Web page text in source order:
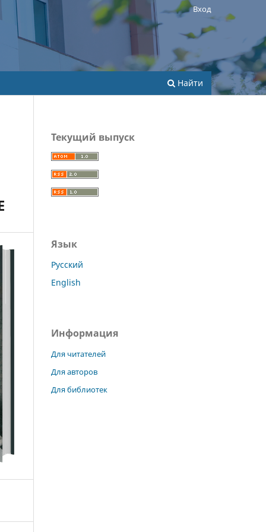
Найти
Вход
Текущий выпуск
Язык
Русский
English
Информация
Для читателей
Для авторов
Для библиотек